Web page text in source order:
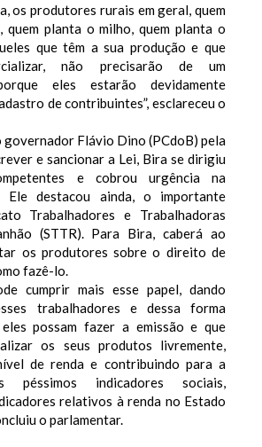
os produtores rurais em geral, quem
quem planta o milho, quem planta o
que têm a sua produção e que
não precisarão de um
eles estarão devidamente
de contribuintes”, esclareceu o
governador Flávio Dino (PCdoB) pela
e sancionar a Lei, Bira se dirigiu
e cobrou urgência na
Ele destacou ainda, o importante
Trabalhadores e Trabalhadoras
(STTR). Para Bira, caberá ao
os produtores sobre o direito de
fazê-lo.
cumprir mais esse papel, dando
trabalhadores e dessa forma
possam fazer a emissão e que
os seus produtos livremente,
de renda e contribuindo para a
péssimos indicadores sociais,
relativos à renda no Estado
o parlamentar.